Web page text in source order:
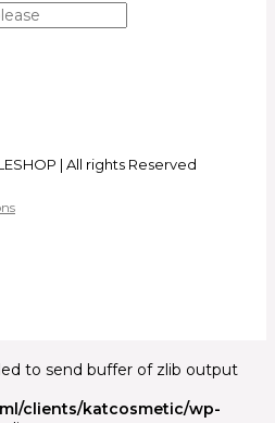
| All rights Reserved
to send buffer of zlib output
clients/katcosmetic/wp-